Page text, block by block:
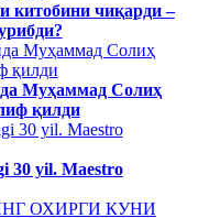
китобини чиқарди –
Муҳаммад Солиҳ
қилди
30 yil. Maestro